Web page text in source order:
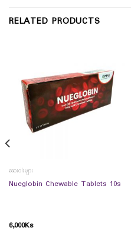
RELATED PRODUCTS
ဆေးဝါးများ
Nueglobin Chewable Tablets 10s
6,000Ks